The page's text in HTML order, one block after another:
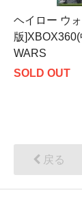
ヘイロー ウ
版
WARS
SOLD OUT
戻る